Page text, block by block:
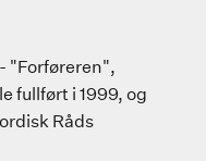
"Forføreren",
fullført i 1999, og
Råds